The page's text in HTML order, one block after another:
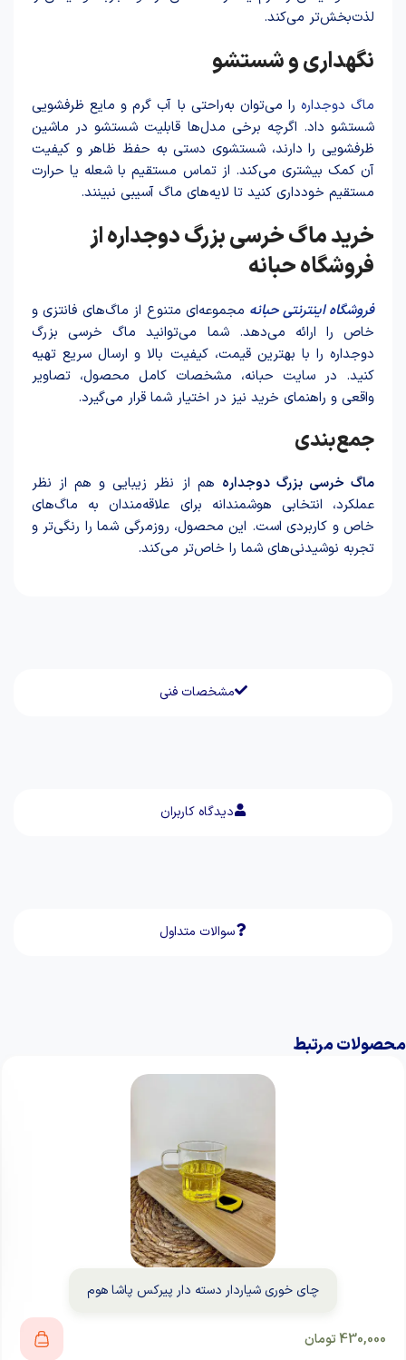
مشخصات فنی
دیدگاه کاربران
سوالات متداول
لذت‌بخش‌تر می‌کند.
نگهداری و شستشو
ماگ دوجداره را می‌توان به‌راحتی با آب گرم و مایع ظرفشویی
شستشو داد. اگرچه برخی مدل‌ها قابلیت شستشو در ماشین
ظرفشویی را دارند، شستشوی دستی به حفظ ظاهر و کیفیت
آن کمک بیشتری می‌کند. از تماس مستقیم با شعله یا حرارت
مستقیم خودداری کنید تا لایه‌های ماگ آسیبی نبینند.
خرید ماگ خرسی بزرگ دوجداره از
فروشگاه حبانه
فروشگاه اینترنتی حبانه مجموعه‌ای متنوع از ماگ‌های فانتزی و
خاص را ارائه می‌دهد. شما می‌توانید ماگ خرسی بزرگ
دوجداره را با بهترین قیمت، کیفیت بالا و ارسال سریع تهیه
کنید. در سایت حبانه، مشخصات کامل محصول، تصاویر
واقعی و راهنمای خرید نیز در اختیار شما قرار می‌گیرد.
جمع‌بندی
ماگ خرسی بزرگ دوجداره هم از نظر زیبایی و هم از نظر
عملکرد، انتخابی هوشمندانه برای علاقه‌مندان به ماگ‌های
خاص و کاربردی است. این محصول، روزمرگی شما را رنگی‌تر و
تجربه نوشیدنی‌های شما را خاص‌تر می‌کند.
محصولات مرتبط
چای خوری شیاردار دسته دار پیرکس پاشا هوم
430,000تومان